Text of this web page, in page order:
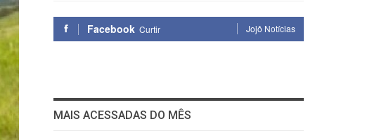
Facebook Curtir Jojô Notícias
MAIS ACESSADAS DO MÊS